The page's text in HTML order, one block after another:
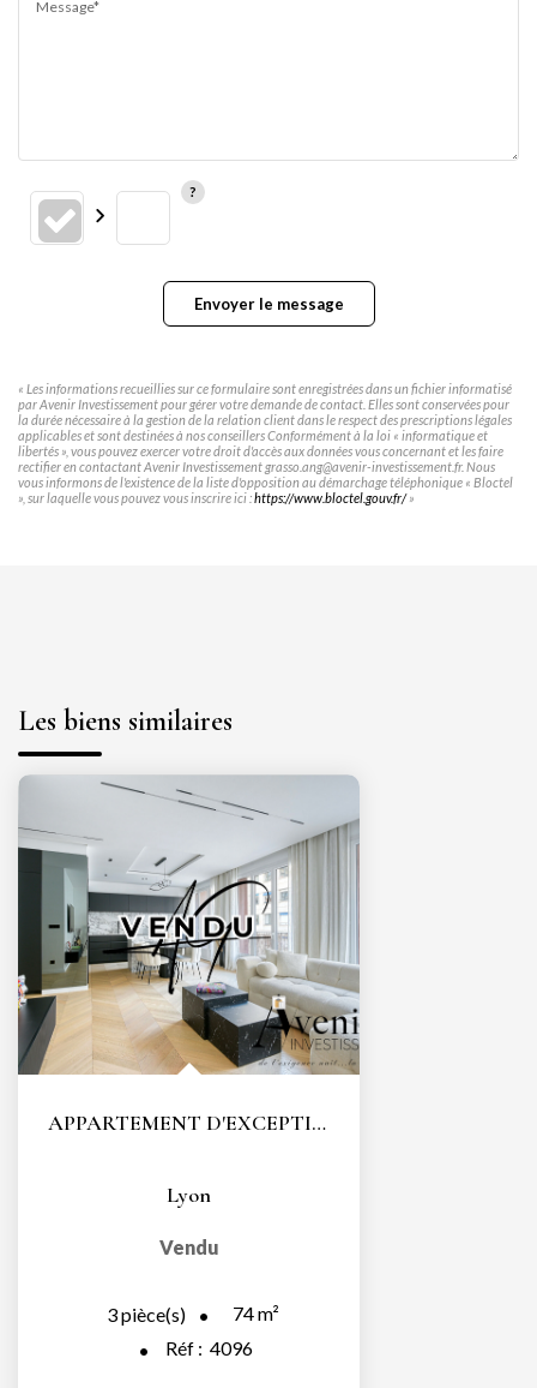
Message*
Envoyer le message
« Les informations recueillies sur ce formulaire sont enregistrées dans un fichier informatisé
par Avenir Investissement pour gérer votre demande de contact. Elles sont conservées pour
la durée nécessaire à la gestion de la relation client dans le respect des prescriptions légales
applicables et sont destinées à nos conseillers Conformément à la loi « informatique et
libertés », vous pouvez exercer votre droit d'accès aux données vous concernant et les faire
rectifier en contactant Avenir Investissement grasso.ang@avenir-investissement.fr. Nous
vous informons de l'existence de la liste d'opposition au démarchage téléphonique « Bloctel
», sur laquelle vous pouvez vous inscrire ici :https://www.bloctel.gouv.fr/»
Les biens similaires
APPARTEMENT D'EXCEPTION - COEUR LYON 6 - TÊTE D'OR - T3...
Lyon
Vendu
3pièce(s) 74m²
Réf : 4096